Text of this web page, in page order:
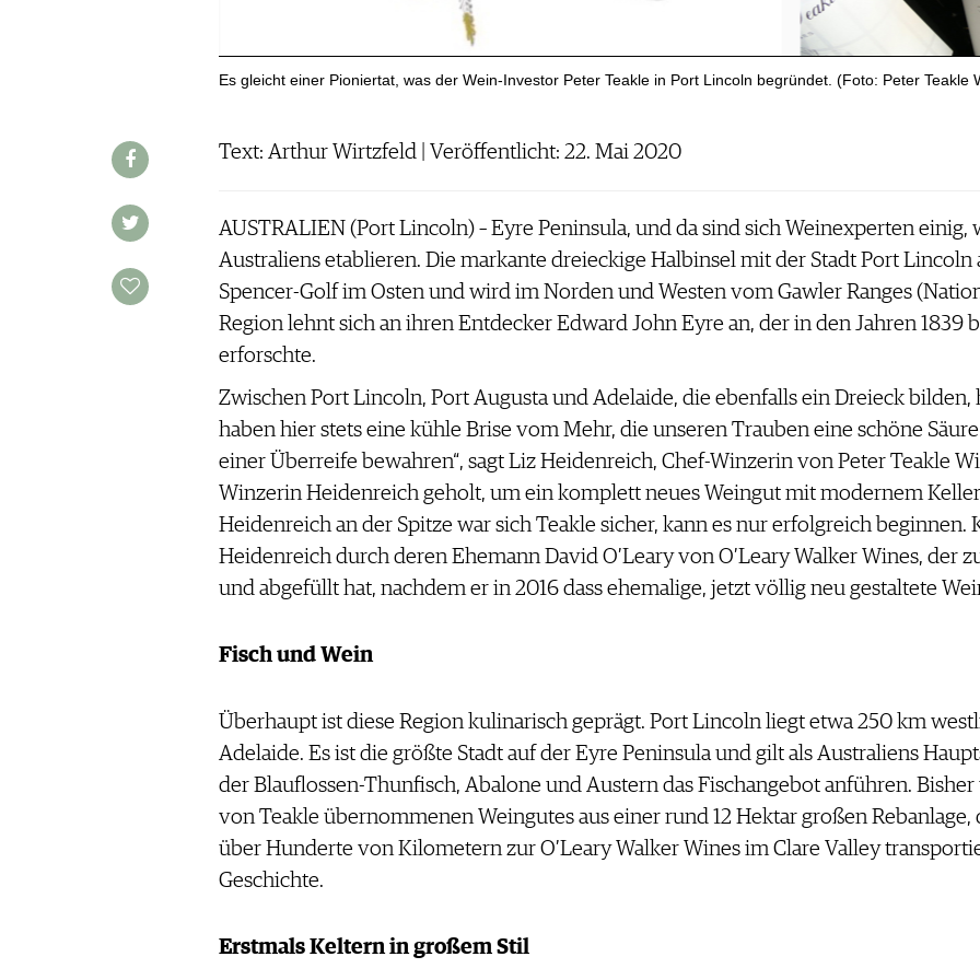
DEUTSCHLAND |
SUISSE ROMANDE
Es gleicht einer Pioniertat, was der Wein-Investor Peter Teakle in Port Lincoln begründet. (Foto: Peter Teakle
Text: Arthur Wirtzfeld | Veröffentlicht: 22. Mai 2020
AUSTRALIEN (Port Lincoln) – Eyre Peninsula, und da sind sich Weinexperten
Australiens etablieren. Die markante dreieckige Halbinsel mit der Stadt Port
Spencer-Golf im Osten und wird im Norden und Westen vom Gawler Ranges
Region lehnt sich an ihren Entdecker Edward John Eyre an, der in den Jahren 1839
erforschte.
Zwischen Port Lincoln, Port Augusta und Adelaide, die ebenfalls ein Dreieck bilden,
haben hier stets eine kühle Brise vom Mehr, die unseren Trauben eine schöne
einer Überreife bewahren“, sagt Liz Heidenreich, Chef-Winzerin von Peter Teakle
Winzerin Heidenreich geholt, um ein komplett neues Weingut mit modernem
Heidenreich an der Spitze war sich Teakle sicher, kann es nur erfolgreich beginnen.
Heidenreich durch deren Ehemann David O’Leary von O’Leary Walker Wines, der
und abgefüllt hat, nachdem er in 2016 dass ehemalige, jetzt völlig neu gestaltete
Fisch und Wein
Überhaupt ist diese Region kulinarisch geprägt. Port Lincoln liegt etwa 250 km
Adelaide. Es ist die größte Stadt auf der Eyre Peninsula und gilt als Australiens
der Blauflossen-Thunfisch, Abalone und Austern das Fischangebot anführen.
von Teakle übernommenen Weingutes aus einer rund 12 Hektar großen
über Hunderte von Kilometern zur O’Leary Walker Wines im Clare Valley
Geschichte.
Erstmals Keltern in großem Stil